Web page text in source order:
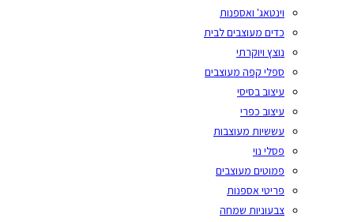
וינטאג' ואספנות
כדים מעוצבים לבית
נוצץ ויוקרתי
ספלי קפה מעוצבים
עיצוב בסיסי
עיצוב כפרי
עששיות מעוצבות
פסלי נוי
פמוטים מעוצבים
פריטי אספנות
צבעוניות שמחה